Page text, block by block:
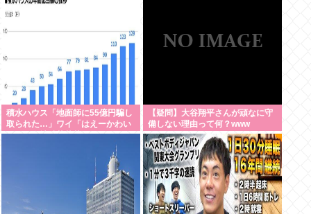
積水ハウス「地面師に55億円騙し
取られた…」ワイ「はえーかわい
そう…会社滅茶苦茶やろなぁ」
【疑問】大谷翔平さんが頑なに守
備しない理由って何？www